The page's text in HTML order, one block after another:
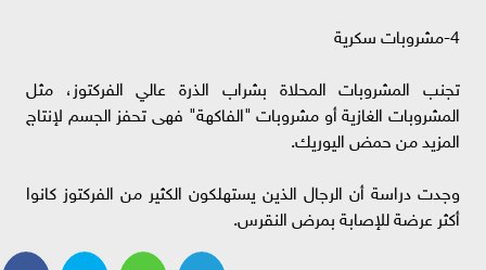
4-مشروبات سكرية
تجنب المشروبات المحلاة بشراب الذرة عالي الفركتوز، مثل
المشروبات الغازية أو مشروبات "الفاكهة" فهى تحفز الجسم لإنتاج
المزيد من حمض اليوريك.
وجدت دراسة أن الرجال الذين يستهلكون الكثير من الفركتوز كانوا
أكثر عرضة للإصابة بمرض النقرس.